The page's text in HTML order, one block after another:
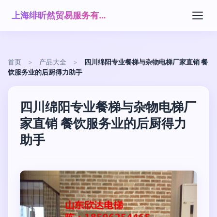
上海绯昕然贸易服务有限公司
首页 > 产品大全 >
四川绵阳专业餐梯与杂物电梯厂家直销 餐
饮服务业的后厨得力助手
四川绵阳专业餐梯与杂物电梯厂
家直销 餐饮服务业的后厨得力
助手